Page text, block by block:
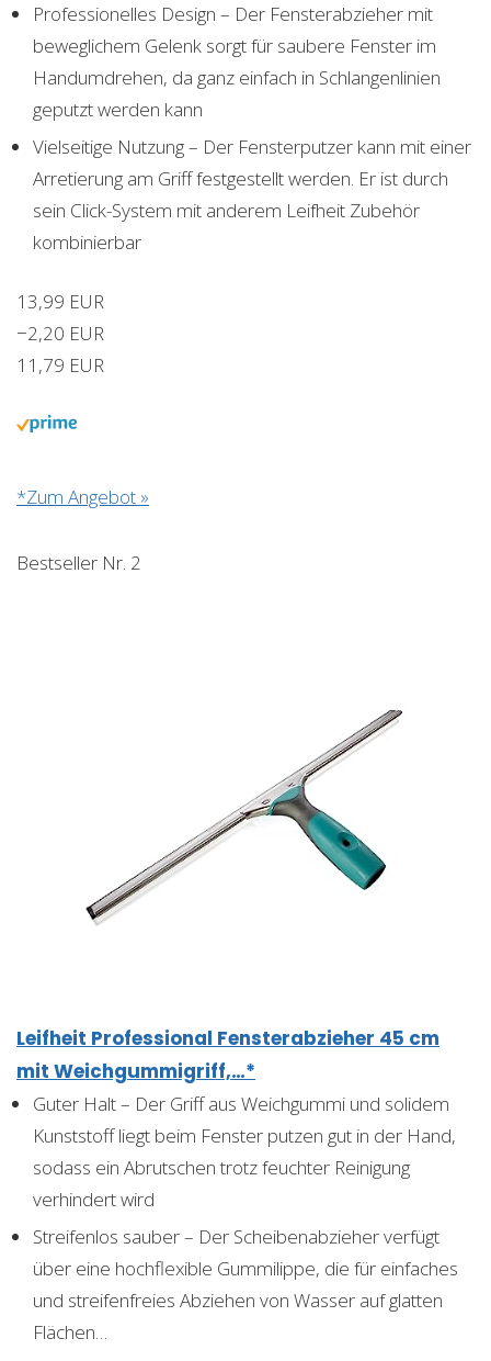
Professionelles Design – Der Fensterabzieher mit
beweglichem Gelenk sorgt für saubere Fenster im
Handumdrehen, da ganz einfach in Schlangenlinien
geputzt werden kann
Vielseitige Nutzung – Der Fensterputzer kann mit einer
Arretierung am Griff festgestellt werden. Er ist durch
sein Click-System mit anderem Leifheit Zubehör
kombinierbar
13,99 EUR
−2,20 EUR
11,79 EUR
*Zum Angebot »
Bestseller Nr. 2
Leifheit Professional Fensterabzieher 45 cm
mit Weichgummigriff,…*
Guter Halt – Der Griff aus Weichgummi und solidem
Kunststoff liegt beim Fenster putzen gut in der Hand,
sodass ein Abrutschen trotz feuchter Reinigung
verhindert wird
Streifenlos sauber – Der Scheibenabzieher verfügt
über eine hochflexible Gummilippe, die für einfaches
und streifenfreies Abziehen von Wasser auf glatten
Flächen…